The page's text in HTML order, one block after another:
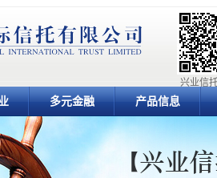
兴业信
多元金融 产品信息